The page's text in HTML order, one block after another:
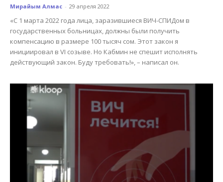
Мирайым Алмас - 29 апреля 2022
«С 1 марта 2022 года лица, заразившиеся ВИЧ-СПИДом в
государственных больницах, должны были получить
компенсацию в размере 100 тысяч сом. Этот закон я
инициировал в VI созыве. Но Кабмин не спешит исполнять
действующий закон. Буду требовать!», – написал он.